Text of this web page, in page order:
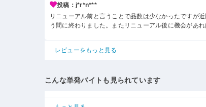
投稿：j*r*n***
リニューアル前と言うことで品数は少なかったですが
う間に終わりました。またリニューアル後に機会があれ
レビューをもっと見る
こんな単発バイトも見られています